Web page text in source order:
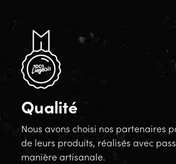
Qualité
Nous avons choisi nos partenaires
de leurs produits, réalisés avec
manière artisanale.